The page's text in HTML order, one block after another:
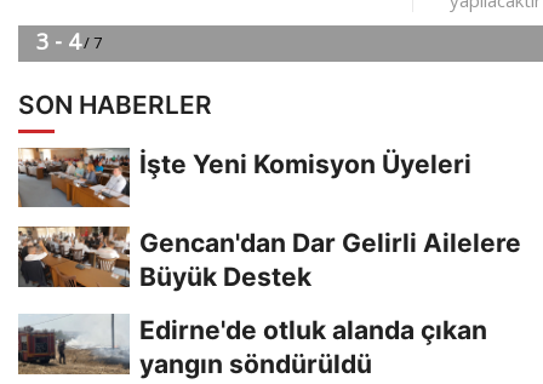
SON HABERLER
İşte Yeni Komisyon Üyeleri
Gencan'dan Dar Gelirli Ailelere
Büyük Destek
Edirne'de otluk alanda çıkan
yangın söndürüldü